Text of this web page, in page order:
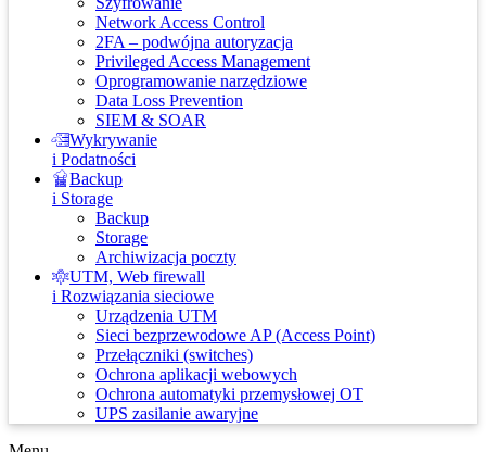
Network Access Control
2FA – podwójna autoryzacja
Privileged Access Management
Oprogramowanie narzędziowe
Data Loss Prevention
SIEM & SOAR
Wykrywanie
i Podatności
Backup
i Storage
Backup
Storage
Archiwizacja poczty
UTM, Web firewall
i Rozwiązania sieciowe
Urządzenia UTM
Sieci bezprzewodowe AP (Access Point)
Przełączniki (switches)
Ochrona aplikacji webowych
Ochrona automatyki przemysłowej OT
UPS zasilanie awaryjne